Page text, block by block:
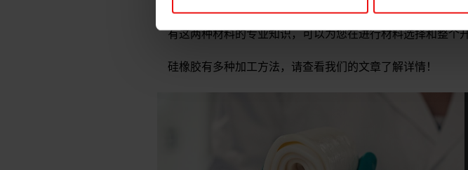
埃肯有机硅可与您一起确定哪些化合物最具成本效益且最适
有这两种材料的专业知识，可以为您在进行材料选择和整个
硅橡胶有多种加工方法，请查看我们的文章了解详情！